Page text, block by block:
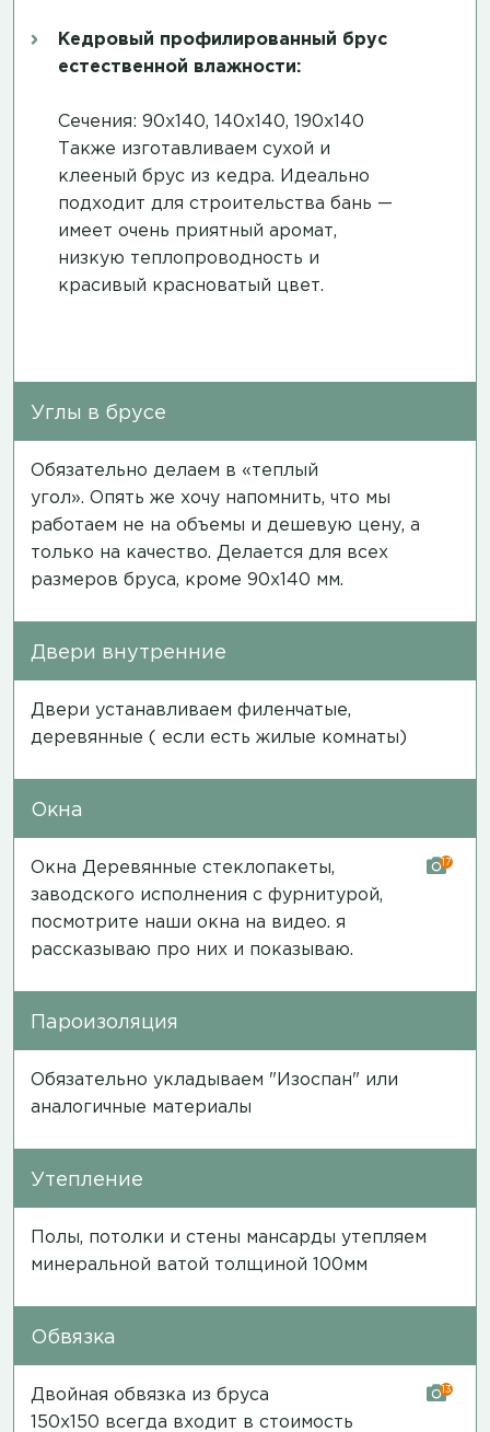
Кедровый профилированный брус
естественной влажности:
Сечения: 90х140, 140х140, 190х140
Также изготавливаем сухой и
клееный брус из кедра. Идеально
подходит для строительства бань —
имеет очень приятный аромат,
низкую теплопроводность и
красивый красноватый цвет.
Углы в брусе
Обязательно делаем в «теплый
угол». Опять же хочу напомнить, что мы
работаем не на объемы и дешевую цену, а
только на качество. Делается для всех
размеров бруса, кроме 90х140 мм.
Двери внутренние
Двери устанавливаем филенчатые,
деревянные ( если есть жилые комнаты)
Окна
Окна Деревянные стеклопакеты,
заводского исполнения с фурнитурой,
посмотрите наши окна на видео. я
рассказываю про них и показываю.
17
Пароизоляция
Обязательно укладываем "Изоспан" или
аналогичные материалы
Утепление
Полы, потолки и стены мансарды утепляем
минеральной ватой толщиной 100мм
Обвязка
Двойная обвязка из бруса
150х150 всегда входит в стоимость
13